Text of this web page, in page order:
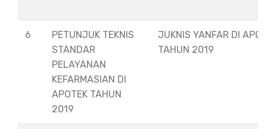
6
PETUNJUK TEKNIS
STANDAR
PELAYANAN
KEFARMASIAN DI
APOTEK TAHUN
2019
JUKNIS YANFAR DI
TAHUN 2019